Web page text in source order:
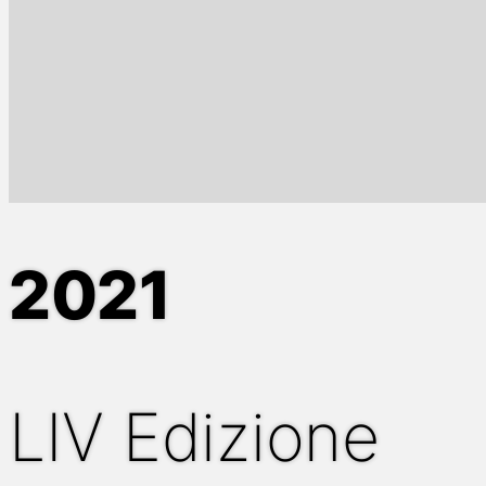
2021
LIV Edizione